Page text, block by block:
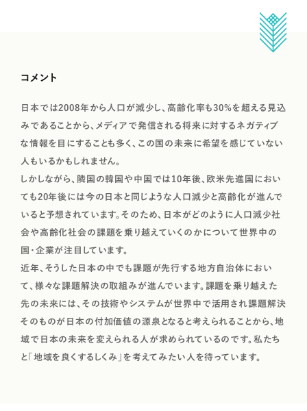
コメント
日本では2008年から人口が減少し、高齢化率も30%を超える見込
みであることから、メディアで発信される将来に対するネガティブ
な情報を目にすることも多く、この国の未来に希望を感じていない
人もいるかもしれません。
しかしながら、隣国の韓国や中国では10年後、欧米先進国におい
ても20年後には今の日本と同じような人口減少と高齢化が進んで
いると予想されています。そのため、日本がどのように人口減少社
会や高齢化社会の課題を乗り越えていくのかについて世界中の
国・企業が注目しています。
近年、そうした日本の中でも課題が先行する地方自治体におい
て、様々な課題解決の取組みが進んでいます。課題を乗り越えた
先の未来には、その技術やシステムが世界中で活用され課題解決
そのものが日本の付加価値の源泉となると考えられることから、地
域で日本の未来を変えられる人が求められているのです。私たち
と「地域を良くするしくみ」を考えてみたい人を待っています。